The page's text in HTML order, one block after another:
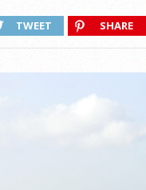
TWEET SHARE